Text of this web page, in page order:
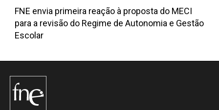
FNE envia primeira reação à proposta do MECI
para a revisão do Regime de Autonomia e Gestão
Escolar